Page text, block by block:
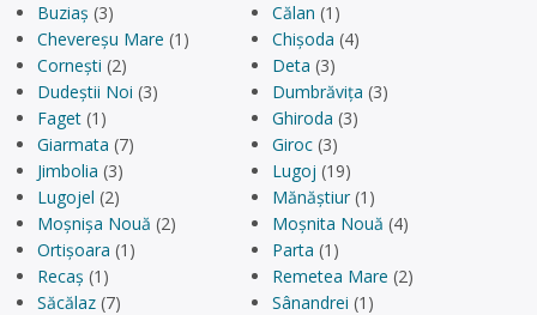
Buziaș (3) Călan (1)
Chevereșu Mare (1) Chișoda (4)
Cornești (2) Deta (3)
Dudeștii Noi (3) Dumbrăvița (3)
Faget (1) Ghiroda (3)
Giarmata (7) Giroc (3)
Jimbolia (3) Lugoj (19)
Lugojel (2) Mănăștiur(1)
Moșnișa Nouă (2) Moșnita Nouă (4)
Ortișoara (1) Parta (1)
Recaș (1) Remetea Mare (2)
Săcălaz (7) Sânandrei (1)